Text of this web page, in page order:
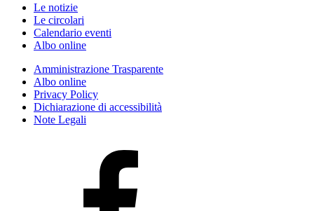
Le notizie
Le circolari
Calendario eventi
Albo online
Amministrazione Trasparente
Albo online
Privacy Policy
Dichiarazione di accessibilità
Note Legali